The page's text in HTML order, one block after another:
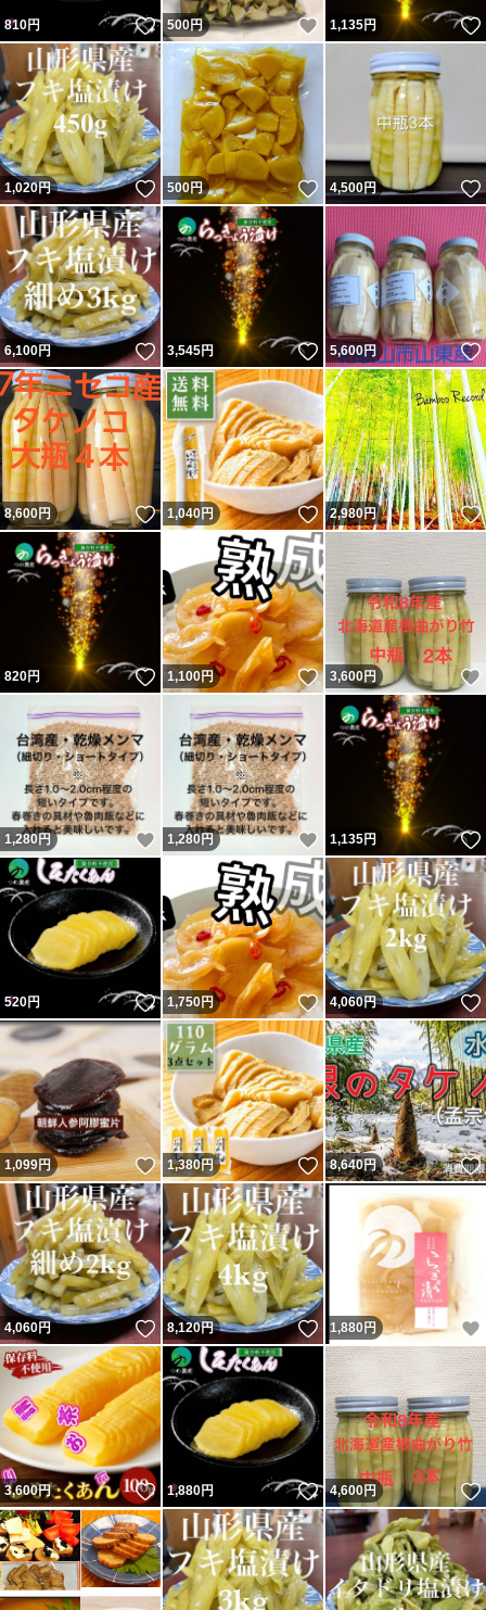
810円 いいね！
500円 いいね！
1,135円
1,020円 いいね！
500円 いいね！
4,500円
6,100円 いいね！
3,545円 いいね！
5,600円
8,600円 いいね！
1,040円 いいね！
2,980円
820円 いいね！
1,100円 いいね！
3,600円
1,280円 いいね！
1,280円 いいね！
1,135円
520円 いいね！
1,750円 いいね！
4,060円
1,099円 いいね！
1,380円 いいね！
8,640円
4,060円 いいね！
8,120円 いいね！
1,880円
3,600円 いいね！
1,880円 いいね！
4,600円